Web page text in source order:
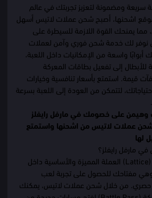
ومضمونة لتعزيز تجربتك في عالم
موقع اشحنها، أصبح شحن عملات لاتيس أسهل
يمنحك القوة اللازمة للسيطرة على
نوفر لك خدمة شحن فوري وآمن لعملات
أبوابًا واسعة من الإمكانيات داخل اللعبة،
للأبطال إلى تفعيل بطاقات المعركة
قيمة. استمتع بأسعار تنافسية وخيارات
لتتمكن من العودة إلى اللعبة بسرعة
وهيمن على خصومك في مارفل رايفلز
عملات لاتيس من اشحنها واستمتع
لها
مارفل رايفلز؟
تُعد عملات لاتيس (Lattice) العملة المميزة والأساسية داخل
وهي مفتاحك للحصول على تجربة لعب
حصري. من خلال شحن عملات لاتيس، يمكنك